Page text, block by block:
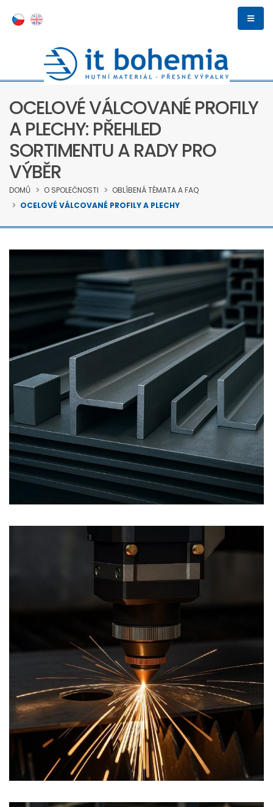
OCELOVÉ VÁLCOVANÉ PROFILY
A PLECHY: PŘEHLED
SORTIMENTU A RADY PRO
VÝBĚR
DOMŮ O SPOLEČNOSTI
OBLÍBENÁ TÉMATA A FAQ
OCELOVÉ VÁLCOVANÉ PROFILY A PLECHY